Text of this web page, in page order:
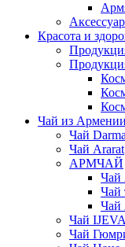
Красота и
Чай из Армении
Чай
Чай Ararat
АРМЧАЙ
Чай
Чай
Чай
Чай
Чай